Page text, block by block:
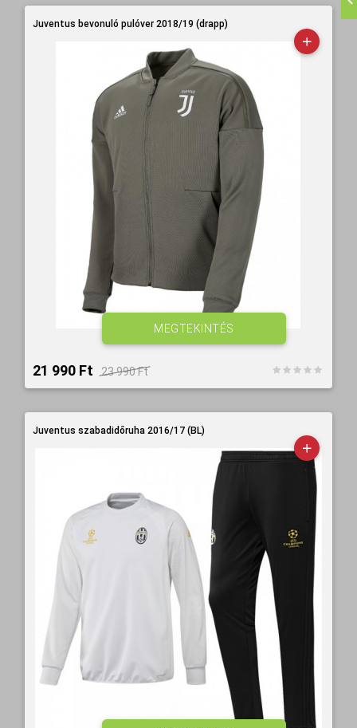
Juventus bevonuló pulóver 2018/19 (drapp)
21 990 Ft‎ 23 990 Ft‎
MEGTEKINTÉS
Juventus szabadidőruha 2016/17 (BL)